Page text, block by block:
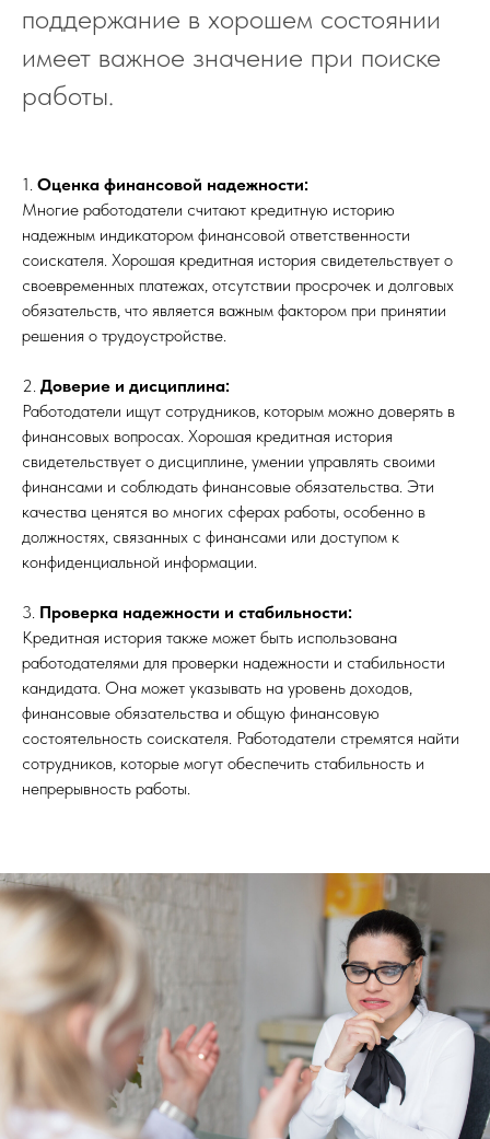
поддержание в хорошем состоянии
имеет важное значение при поиске
работы.
1. Оценка финансовой надежности:
Многие работодатели считают кредитную историю
надежным индикатором финансовой ответственности
соискателя. Хорошая кредитная история свидетельствует о
своевременных платежах, отсутствии просрочек и долговых
обязательств, что является важным фактором при принятии
решения о трудоустройстве.
2. Доверие и дисциплина:
Работодатели ищут сотрудников, которым можно доверять в
финансовых вопросах. Хорошая кредитная история
свидетельствует о дисциплине, умении управлять своими
финансами и соблюдать финансовые обязательства. Эти
качества ценятся во многих сферах работы, особенно в
должностях, связанных с финансами или доступом к
конфиденциальной информации.
3. Проверка надежности и стабильности:
Кредитная история также может быть использована
работодателями для проверки надежности и стабильности
кандидата. Она может указывать на уровень доходов,
финансовые обязательства и общую финансовую
состоятельность соискателя. Работодатели стремятся найти
сотрудников, которые могут обеспечить стабильность и
непрерывность работы.